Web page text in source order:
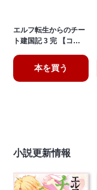
エルフ転生からのチー
ト建国記 3 完 【コ…
本を買う
小説更新情報